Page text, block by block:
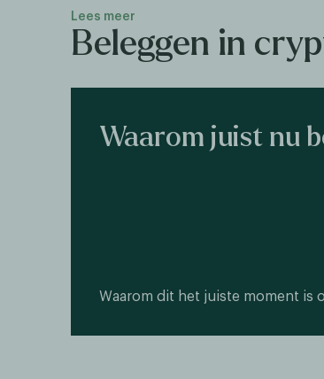
Lees meer
Beleggen in
Waarom juist nu
Waarom dit het juiste moment is